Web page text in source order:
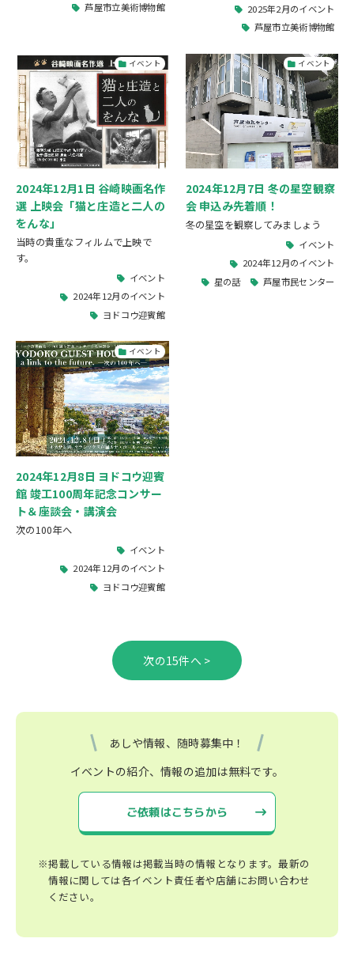
芦屋市立美術博物館
2025年2月のイベント
芦屋市立美術博物館
イベント
2024年12月1日 谷崎映画名作
選 上映会「猫と庄造と二人の
をんな」
当時の貴重なフィルムで上映で
す。
イベント
2024年12月のイベント
ヨドコウ迎賓館
イベント
2024年12月7日 冬の星空観察
会 申込み先着順！
冬の星空を観察してみましょう
イベント
2024年12月のイベント
星の話
芦屋市民センター
イベント
2024年12月8日 ヨドコウ迎賓
館 竣工100周年記念コンサー
ト＆座談会・講演会
次の100年へ
イベント
2024年12月のイベント
ヨドコウ迎賓館
>
あしや情報、随時募集中！
イベントの紹介、情報の追加は無料です。
ご依頼はこちらから
※掲載している情報は掲載当時の情報となります。最新の
情報に関しては各イベント責任者や店舗にお問い合わせ
ください。